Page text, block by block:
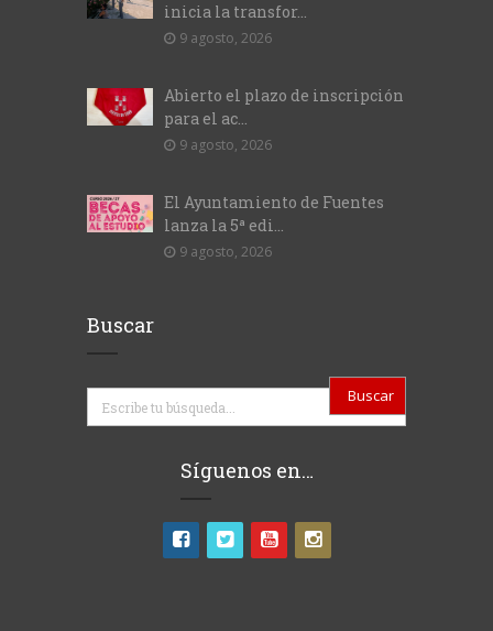
inicia la transfor...
9 agosto, 2026
Abierto el plazo de inscripción
para el ac...
9 agosto, 2026
El Ayuntamiento de Fuentes
lanza la 5ª edi...
9 agosto, 2026
Buscar
Buscar
Síguenos en…